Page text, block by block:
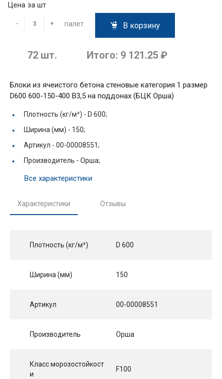
Цена за шт
- + палет. В корзину
72 шт. Итого: 9 121.25 ₽
Блоки из ячеистого бетона стеновые категория 1 размер
D600 600-150-400 В3,5 на поддонах (БЦК Орша)
Плотность (кг/м³) - D 600;
Ширина (мм) - 150;
Артикул - 00-00008551;
Производитель - Орша;
Все характеристики
Характеристики Отзывы
Плотность (кг/м³) D 600
Ширина (мм) 150
Артикул 00-00008551
Производитель Орша
Класс морозостойкост
и
F100